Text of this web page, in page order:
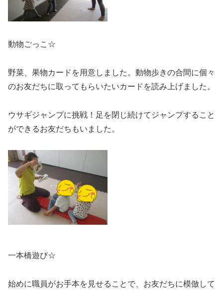
動物ごっこ☆
野菜、果物カードを用意しました。動物歩きの合間に個々
のお友だちに取ってもらいたいカードを読み上げました。
ウサギジャンプに挑戦！足を閉じ続けてジャンプすること
ができるお友だちもいました。
一本橋遊び☆
始めに職員がお手本を見せることで、お友だちに模倣して